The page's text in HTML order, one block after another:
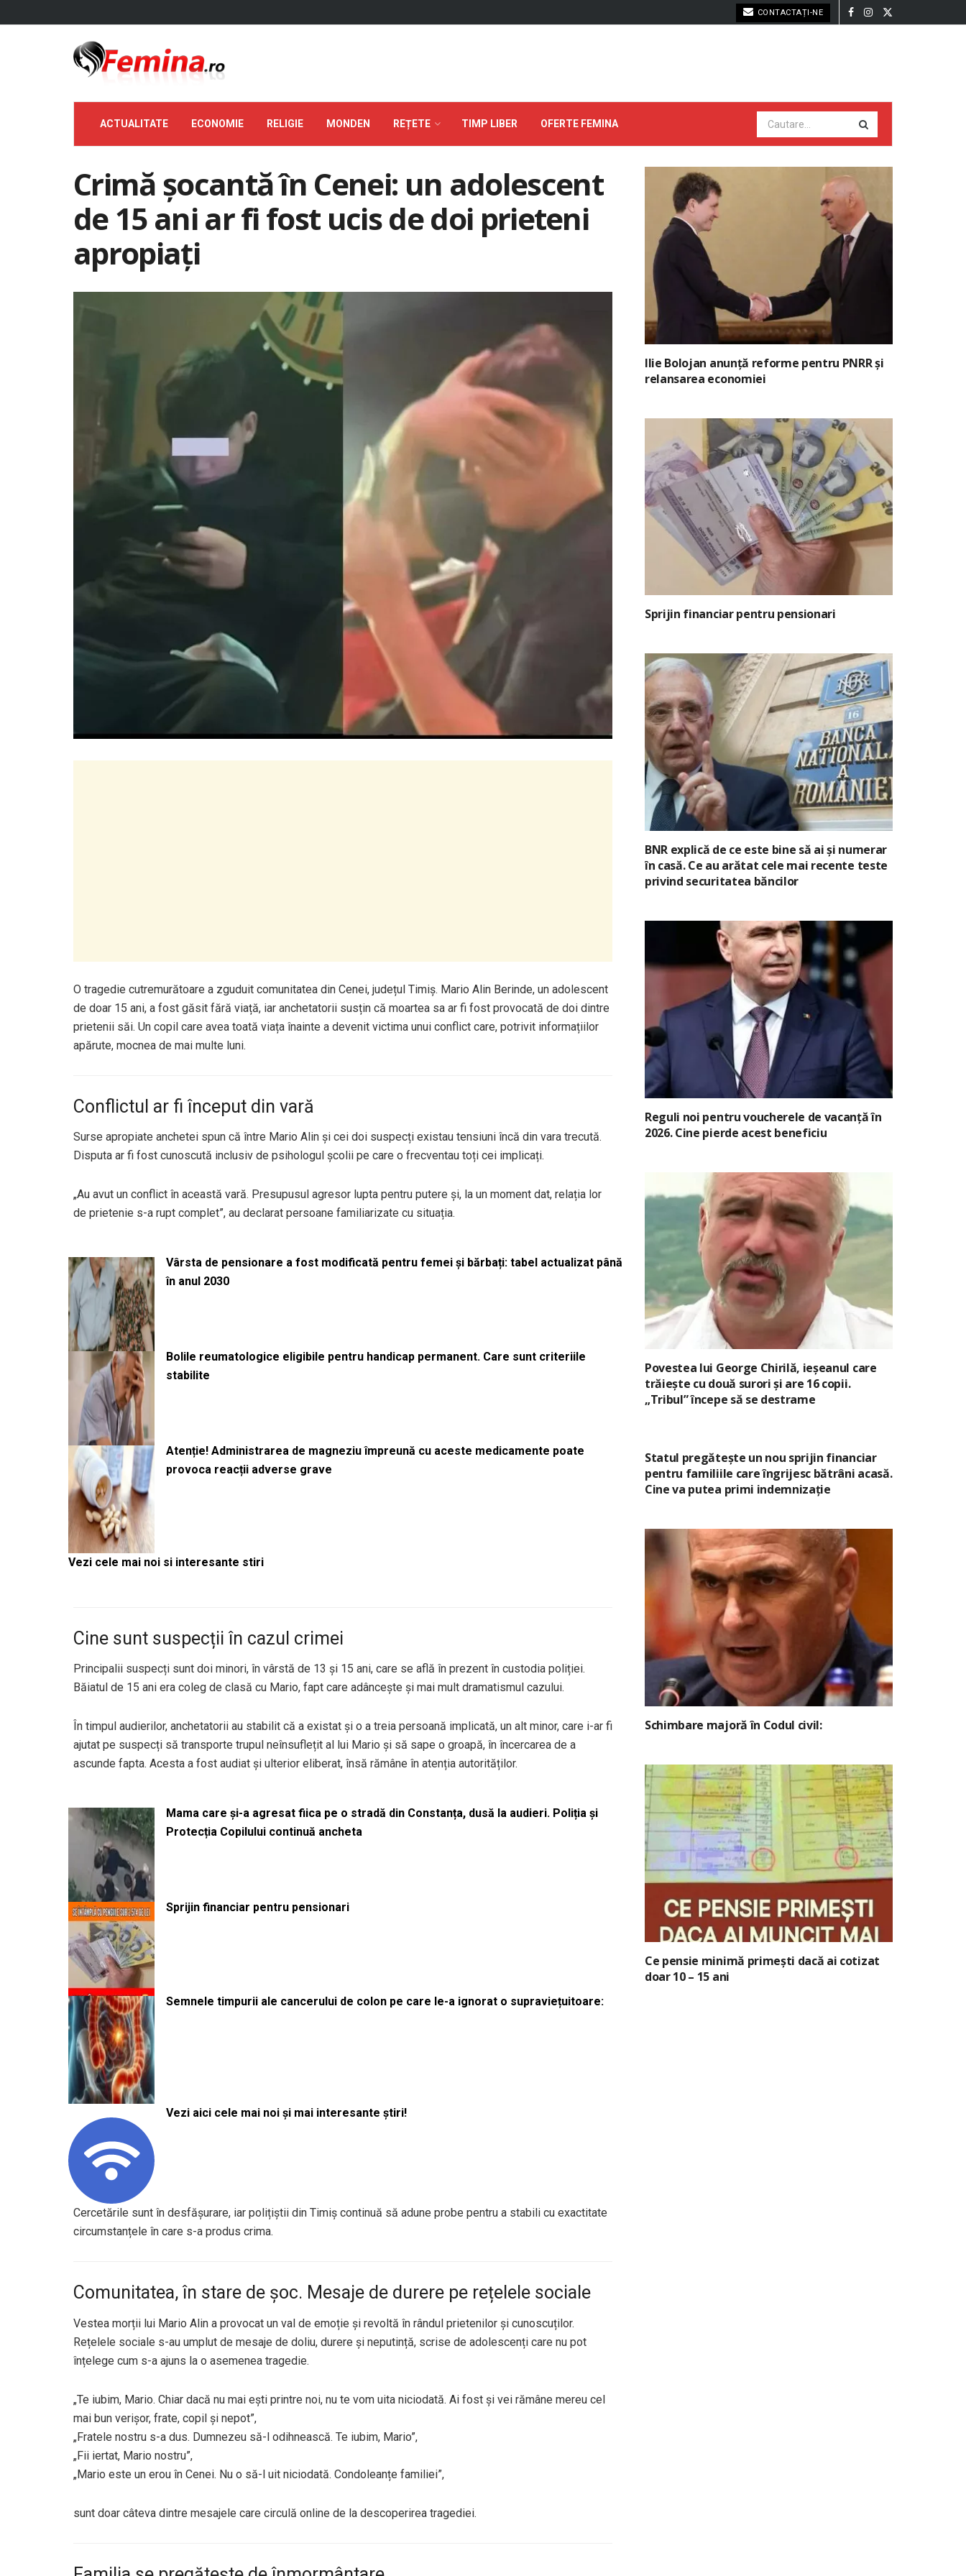
CONTACTAȚI-NE
ACTUALITATE ECONOMIE RELIGIE MONDEN REȚETE TIMP LIBER OFERTE FEMINA
Crimă șocantă în Cenei: un adolescent
de 15 ani ar fi fost ucis de doi prieteni
apropiați
O tragedie cutremurătoare a zguduit comunitatea din Cenei, județul Timiș. Mario Alin Berinde, un adolescent
de doar 15 ani, a fost găsit fără viață, iar anchetatorii susțin că moartea sa ar fi fost provocată de doi dintre
prietenii săi. Un copil care avea toată viața înainte a devenit victima unui conflict care, potrivit informațiilor
apărute, mocnea de mai multe luni.
Conflictul ar fi început din vară
Surse apropiate anchetei spun că între Mario Alin și cei doi suspecți existau tensiuni încă din vara trecută.
Disputa ar fi fost cunoscută inclusiv de psihologul școlii pe care o frecventau toți cei implicați.
„Au avut un conflict în această vară. Presupusul agresor lupta pentru putere și, la un moment dat, relația lor
de prietenie s-a rupt complet”, au declarat persoane familiarizate cu situația.
Vârsta de pensionare a fost modificată pentru femei și bărbați: tabel actualizat până
în anul 2030
Bolile reumatologice eligibile pentru handicap permanent. Care sunt criteriile
stabilite
Atenție! Administrarea de magneziu împreună cu aceste medicamente poate
provoca reacții adverse grave
Vezi cele mai noi si interesante stiri
Cine sunt suspecții în cazul crimei
Principalii suspecți sunt doi minori, în vârstă de 13 și 15 ani, care se află în prezent în custodia poliției.
Băiatul de 15 ani era coleg de clasă cu Mario, fapt care adâncește și mai mult dramatismul cazului.
În timpul audierilor, anchetatorii au stabilit că a existat și o a treia persoană implicată, un alt minor, care i-ar fi
ajutat pe suspecți să transporte trupul neînsuflețit al lui Mario și să sape o groapă, în încercarea de a
ascunde fapta. Acesta a fost audiat și ulterior eliberat, însă rămâne în atenția autorităților.
Mama care și-a agresat fiica pe o stradă din Constanța, dusă la audieri. Poliția și
Protecția Copilului continuă ancheta
Sprijin financiar pentru pensionari
Semnele timpurii ale cancerului de colon pe care le-a ignorat o supraviețuitoare:
Vezi aici cele mai noi și mai interesante știri!
Cercetările sunt în desfășurare, iar polițiștii din Timiș continuă să adune probe pentru a stabili cu exactitate
circumstanțele în care s-a produs crima.
Comunitatea, în stare de șoc. Mesaje de durere pe rețelele sociale
Vestea morții lui Mario Alin a provocat un val de emoție și revoltă în rândul prietenilor și cunoscuților.
Rețelele sociale s-au umplut de mesaje de doliu, durere și neputință, scrise de adolescenți care nu pot
înțelege cum s-a ajuns la o asemenea tragedie.
„Te iubim, Mario. Chiar dacă nu mai ești printre noi, nu te vom uita niciodată. Ai fost și vei rămâne mereu cel
mai bun verișor, frate, copil și nepot”,
„Fratele nostru s-a dus. Dumnezeu să-l odihnească. Te iubim, Mario”,
„Fii iertat, Mario nostru”,
„Mario este un erou în Cenei. Nu o să-l uit niciodată. Condoleanțe familiei”,
sunt doar câteva dintre mesajele care circulă online de la descoperirea tragediei.
Ilie Bolojan anunță reforme pentru PNRR și
relansarea economiei
Sprijin financiar pentru pensionari
BNR explică de ce este bine să ai și numerar
în casă. Ce au arătat cele mai recente teste
privind securitatea băncilor
Reguli noi pentru voucherele de vacanță în
2026. Cine pierde acest beneficiu
Povestea lui George Chirilă, ieșeanul care
trăiește cu două surori și are 16 copii.
„Tribul” începe să se destrame
Statul pregătește un nou sprijin financiar
pentru familiile care îngrijesc bătrâni acasă.
Cine va putea primi indemnizație
Schimbare majoră în Codul civil:
Ce pensie minimă primești dacă ai cotizat
doar 10 – 15 ani